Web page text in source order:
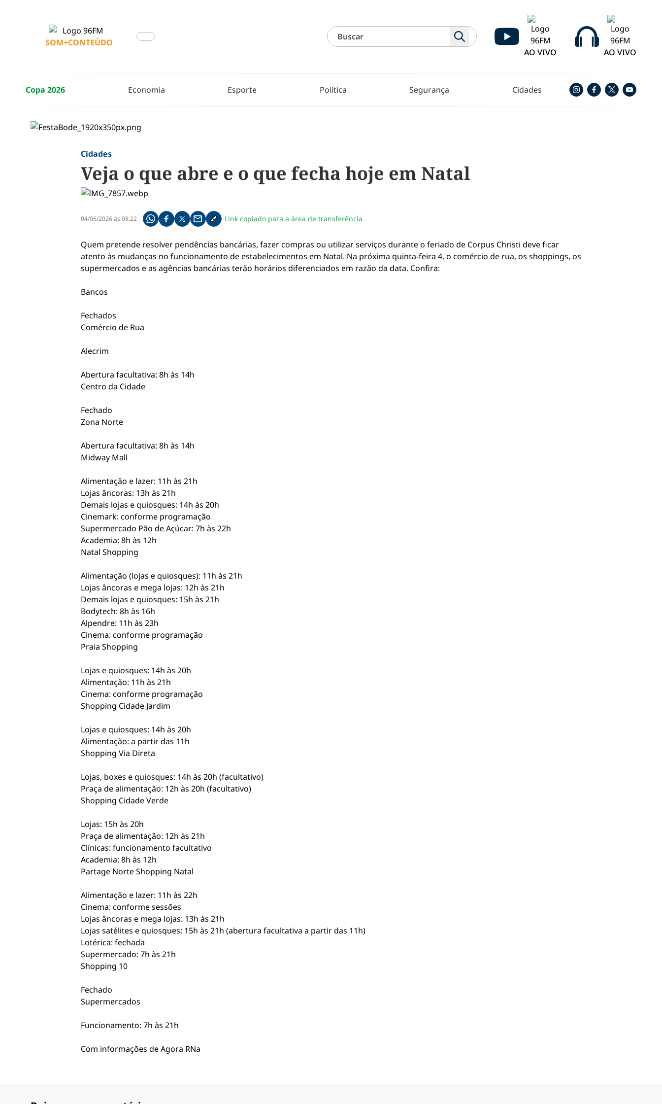
SOM+CONTEÚDO
AO VIVO
AO VIVO
Copa 2026 Economia Esporte Política Segurança Cidades
Cidades
Veja o que abre e o que fecha hoje em Natal
04/06/2026 às 08:22 Compartilhe pelo whatsapp
Compartilhar no facebook
Compartilhar no twitter
Compartilhe pelo email
Copiar link da notícia
Link copiado para a área de transferência
Quem pretende resolver pendências bancárias, fazer compras ou utilizar serviços durante o feriado de Corpus Christi deve ficar
atento às mudanças no funcionamento de estabelecimentos em Natal. Na próxima quinta-feira 4, o comércio de rua, os shoppings, os
supermercados e as agências bancárias terão horários diferenciados em razão da data. Confira:
Bancos
Fechados
Comércio de Rua
Alecrim
Abertura facultativa: 8h às 14h
Centro da Cidade
Fechado
Zona Norte
Abertura facultativa: 8h às 14h
Midway Mall
Alimentação e lazer: 11h às 21h
Lojas âncoras: 13h às 21h
Demais lojas e quiosques: 14h às 20h
Cinemark: conforme programação
Supermercado Pão de Açúcar: 7h às 22h
Academia: 8h às 12h
Natal Shopping
Alimentação (lojas e quiosques): 11h às 21h
Lojas âncoras e mega lojas: 12h às 21h
Demais lojas e quiosques: 15h às 21h
Bodytech: 8h às 16h
Alpendre: 11h às 23h
Cinema: conforme programação
Praia Shopping
Lojas e quiosques: 14h às 20h
Alimentação: 11h às 21h
Cinema: conforme programação
Shopping Cidade Jardim
Lojas e quiosques: 14h às 20h
Alimentação: a partir das 11h
Shopping Via Direta
Lojas, boxes e quiosques: 14h às 20h (facultativo)
Praça de alimentação: 12h às 20h (facultativo)
Shopping Cidade Verde
Lojas: 15h às 20h
Praça de alimentação: 12h às 21h
Clínicas: funcionamento facultativo
Academia: 8h às 12h
Partage Norte Shopping Natal
Alimentação e lazer: 11h às 22h
Cinema: conforme sessões
Lojas âncoras e mega lojas: 13h às 21h
Lojas satélites e quiosques: 15h às 21h (abertura facultativa a partir das 11h)
Lotérica: fechada
Supermercado: 7h às 21h
Shopping 10
Fechado
Supermercados
Funcionamento: 7h às 21h
Com informações de Agora RNa